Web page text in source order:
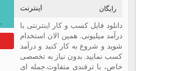
شوند؟
اینترنت رایگان
دانلود فایل کسب و کار اینترنتی با
درآمد میلیونی. همین الان استخدام
شوید و شروع به کار کنید و درآمد
کسب نمایید. بدون نیاز به تخصصی
خاص، با ترفندی متفاوت.جمله ای